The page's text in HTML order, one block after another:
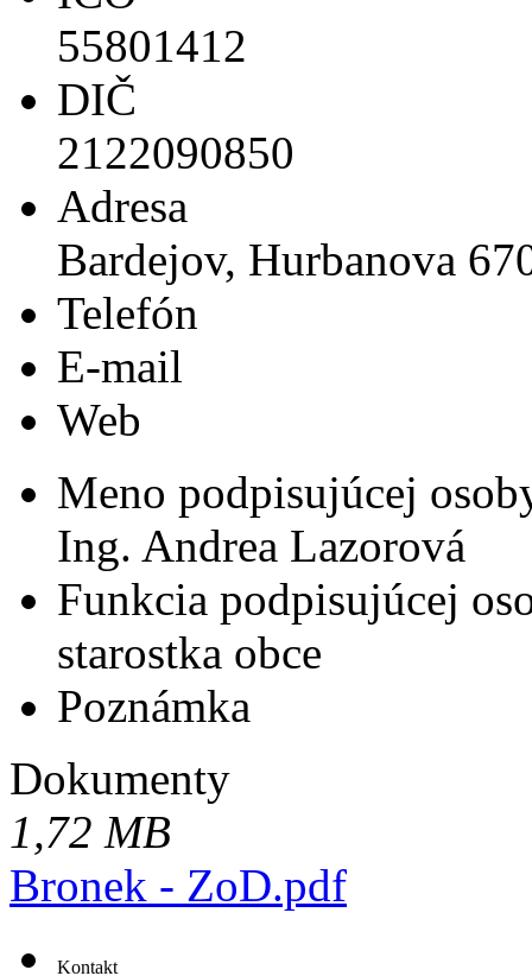
55801412
DIČ
2122090850
Adresa
Bardejov, Hurbanova
Telefón
E-mail
Web
Meno podpisujúcej
Ing. Andrea Lazorová
Funkcia podpisujúcej
starostka obce
Poznámka
Dokumenty
1,72 MB
Bronek - ZoD.pdf
Kontakt